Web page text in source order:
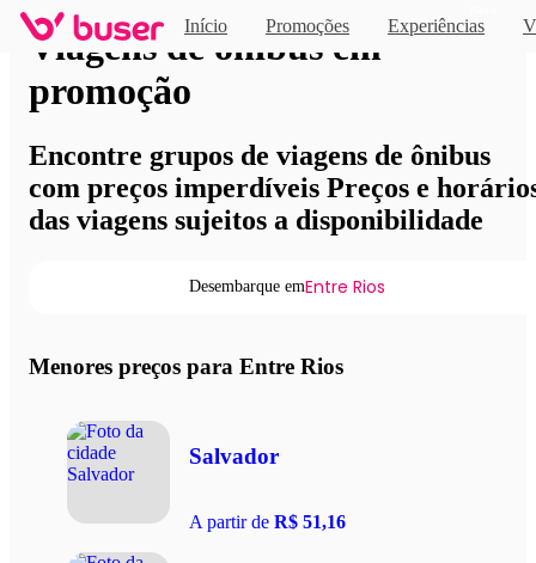
Início Promoções Experiências
Viagens de ônibus em
promoção
Encontre grupos de viagens de ônibus
com preços imperdíveis Preços e
das viagens sujeitos a disponibilidade
Desembarque emEntre Rios
Menores preços para Entre Rios
Salvador
A partir de R$ 51,16